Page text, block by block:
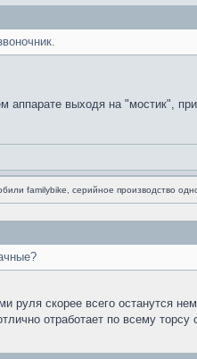
аппарате выходя на "мостик",
familybike, серийное производство
руля скорее всего останутся
отработает по всему